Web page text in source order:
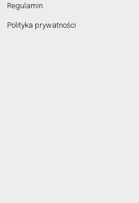
Regulamin
Polityka prywatności